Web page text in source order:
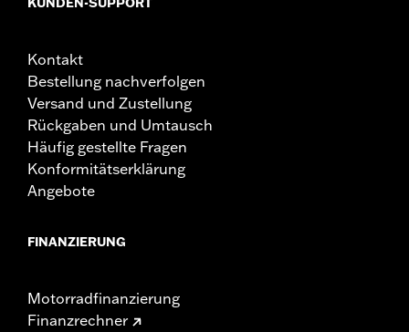
erfordert möglicherweise einen modellspezifischen
Kontakt
Bestellung nachverfolgen
Versand und Zustellung
Rückgaben und Umtausch
Häufig gestellte Fragen
Konformitätserklärung
Angebote
FINANZIERUNG
Motorradfinanzierung
Finanzrechner